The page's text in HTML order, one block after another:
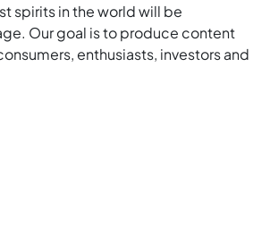
spirits in the world will be
Our goal is to produce content
enthusiasts, investors and